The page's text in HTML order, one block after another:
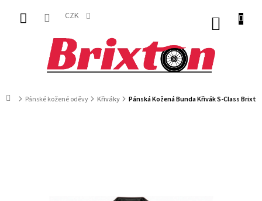
obsah
CZK
DomůPánské kožené oděvy Křiváky Pánská Kožená Bunda Křivák S-Class